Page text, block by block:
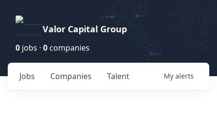
Valor Capital Group
0 jobs · 0 companies
Jobs Companies Talent My alerts